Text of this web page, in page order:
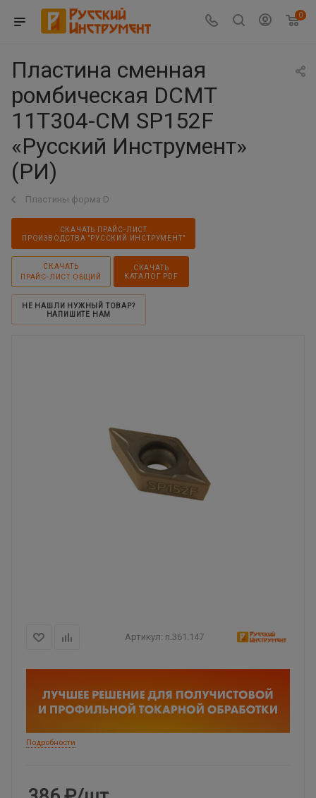
0
Пластина сменная
ромбическая DCMT
11T304-CM SP152F
«Русский Инструмент»
(РИ)
Пластины форма D
СКАЧАТЬ ПРАЙС-ЛИСТ
ПРОИЗВОДСТВА "РУССКИЙ ИНСТРУМЕНТ"
СКАЧАТЬ
ПРАЙС-ЛИСТ ОБЩИЙ
СКАЧАТЬ
КАТАЛОГ PDF
НЕ НАШЛИ НУЖНЫЙ ТОВАР?
НАПИШИТЕ НАМ
Артикул: ri.361.147
Подробности